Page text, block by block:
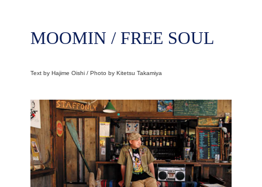
MOOMIN / FREE SOUL
Text by Hajime Oishi / Photo by Kitetsu Takamiya